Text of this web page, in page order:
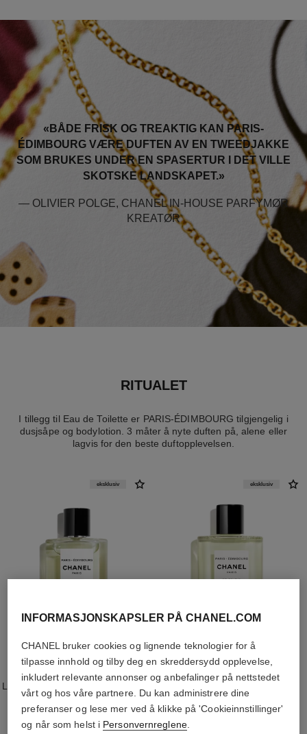
«BÅDE FRISK OG TREAKTIG KAN PARIS-
ÉDIMBOURG VÆRE DUFTEN AV EN TWEEDJAKKE
SOM BRUKES UNDER EN SPASERTUR I DET VILLE
SKOTSKE LANDSKAPET.»
— OLIVIER POLGE, CHANEL IN-HOUSE PARFYMØR
KREATØR
RITUALET
I tillegg til Eau de Toilette er PARIS-ÉDIMBOURG tilgjengelig i
dusjsåpe og bodylotion. 3 måter å nyte duften på, alene eller
lagvis for den beste duftopplevelsen.
paris - édimbourg
LES EAUX DE CHANEL – EAU DE
TOILETTE SPRAY
Ref. 102747
eksklusiv
nok 2 065
Legg i handlekurv
paris - edimbourg
LES EAUX DE CHANEL – HAIR
AND BODY SHOWER GEL
Ref. 102840
eksklusiv
INFORMASJONSKAPSLER PÅ CHANEL.COM
CHANEL bruker cookies og lignende teknologier for å
tilpasse innhold og tilby deg en skreddersydd opplevelse,
inkludert relevante annonser og anbefalinger på nettstedet
vårt og hos våre partnere. Du kan administrere dine
preferanser og lese mer ved å klikke på 'Cookieinnstillinger'
og når som helst i Personvernreglene.